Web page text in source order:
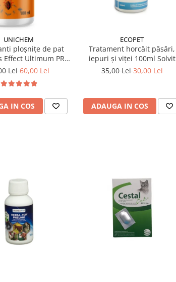
UNICHEM
ploșnițe de pat
Effect Ultimum PRO
100 ml
Lei60,00 Lei
IN COS
ECOPET
Tratament horcăit păsări,
iepuri și viței 100ml Solvit
Respiro
35,00 Lei30,00 Lei
ADAUGA IN COS